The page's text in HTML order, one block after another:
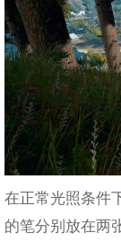
在正常光照条件
的笔分别放在两